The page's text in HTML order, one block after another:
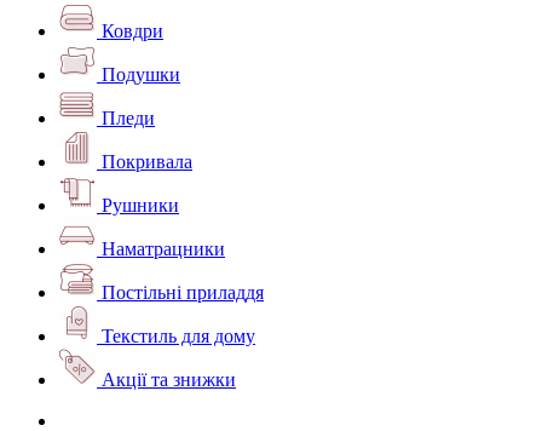
Ковдри
Подушки
Пледи
Покривала
Рушники
Наматрацники
Постільні приладдя
Текстиль для дому
Акції та знижки